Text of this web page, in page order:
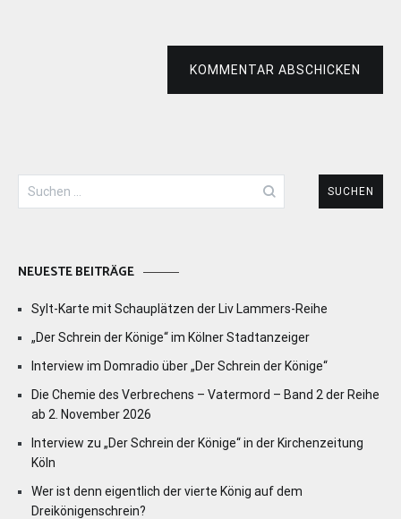
KOMMENTAR ABSCHICKEN
Suchen
nach:
NEUESTE BEITRÄGE
Sylt-Karte mit Schauplätzen der Liv Lammers-Reihe
„Der Schrein der Könige“ im Kölner Stadtanzeiger
Interview im Domradio über „Der Schrein der Könige“
Die Chemie des Verbrechens – Vatermord – Band 2 der Reihe
ab 2. November 2026
Interview zu „Der Schrein der Könige“ in der Kirchenzeitung
Köln
Wer ist denn eigentlich der vierte König auf dem
Dreikönigenschrein?